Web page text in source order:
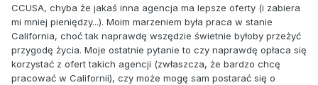
CCUSA, chyba że jakaś inna agencja ma lepsze oferty (i zabiera
mi mniej pieniędzy...). Moim marzeniem była praca w stanie
California, choć tak naprawdę wszędzie świetnie byłoby przeżyć
przygodę życia. Moje ostatnie pytanie to czy naprawdę opłaca się
korzystać z ofert takich agencji (zwłaszcza, że bardzo chcę
pracować w Californii), czy może mogę sam postarać się o